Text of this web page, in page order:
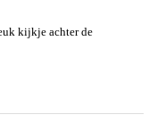
kijkje achter de